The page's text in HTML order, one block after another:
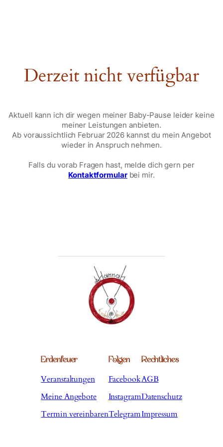
Derzeit nicht verfügbar
Aktuell kann ich dir wegen meiner Baby-Pause leider keine
meiner Leistungen anbieten.
Ab voraussichtlich Februar 2026 kannst du mein Angebot
wieder in Anspruch nehmen.
Falls du vorab Fragen hast, melde dich gern per
Kontaktformularbei mir.
Erdenfeuer
Veranstaltungen
Meine Angebote
Termin vereinbaren
Folgen
Facebook
Instagram
Telegram
Rechtliches
AGB
Datenschutz
Impressum